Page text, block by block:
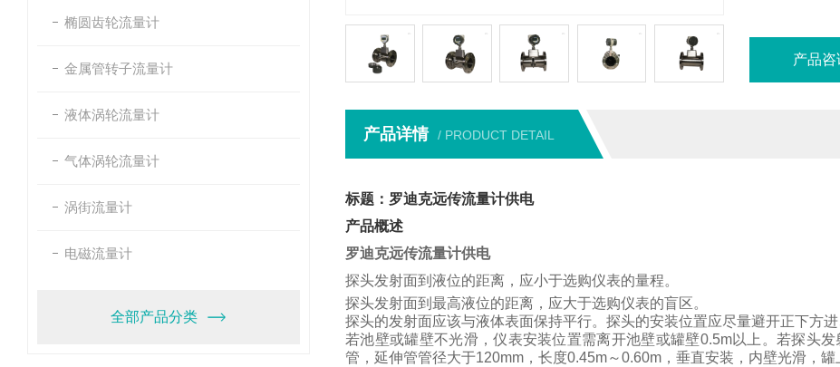
椭圆齿轮流量计
金属管转子流量计
液体涡轮流量计
气体涡轮流量计
涡街流量计
电磁流量计
全部产品分类
产品咨
产品详情 / PRODUCT DETAIL
标题：罗迪克远传流量计供电
产品概述
罗迪克远传流量计供电
探头发射面到液位的距离，应小于选购仪表的量程。
探头发射面到最高液位的距离，应大于选购仪表的盲区。
探头的发射面应该与液体表面保持平行。 探头的安装位置应尽量避开正下方
若池壁或罐壁不光滑，仪表安装位置需离开池壁或罐壁0.5m以上。 若探头发
管， 延伸管管径大于120mm ，长度0.45m～0.60m ，垂直安装，内壁光滑，